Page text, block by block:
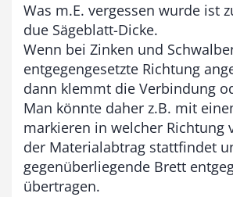
Was m.E. vergessen wurde ist
due Sägeblatt-Dicke.
Wenn bei Zinken und
entgegengesetzte Richtung
dann klemmt die Verbindung
Man könnte daher z.B. mit
markieren in welcher Richtung
der Materialabtrag stattfindet
gegenüberliegende Brett
übertragen.